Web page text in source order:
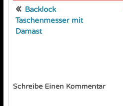
« Backlock
Taschenmesser mit
Damast
Schreibe Einen Kommentar